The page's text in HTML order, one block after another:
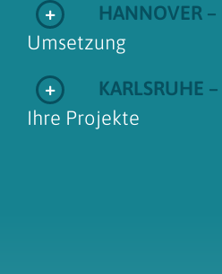
HANNOVER –
Umsetzung
KARLSRUHE –
Ihre Projekte